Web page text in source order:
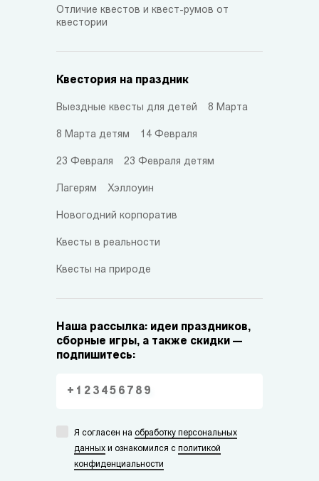
Отличие квестов и квест-румов от
квестории
Квестория на праздник
Выездные квесты для детей 8 Марта
8 Марта детям 14 Февраля
23 Февраля 23 Февраля детям
Лагерям Хэллоуин
Новогодний корпоратив
Квесты в реальности
Квесты на природе
Наша рассылка: идеи праздников,
сборные игры, а также скидки —
подпишитесь:
Я согласен на обработку персональных
данных и ознакомился с политикой
конфиденциальности